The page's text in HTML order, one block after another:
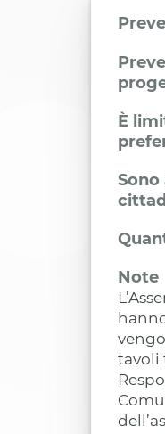
È
Note
tavoli